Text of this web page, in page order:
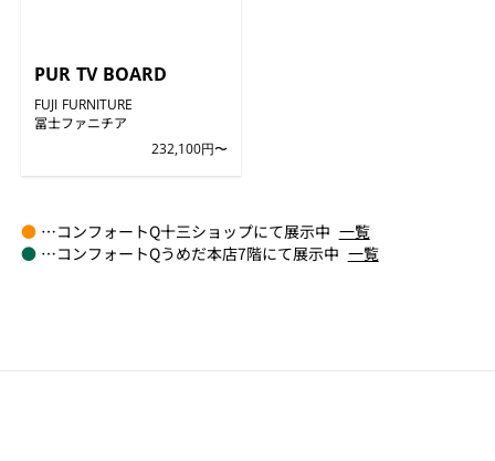
PUR TV BOARD
FUJI FURNITURE
冨士ファニチア
232,100円〜
●…コンフォートQ十三ショップにて展示中 一覧
●…コンフォートQうめだ本店7階にて展示中 一覧